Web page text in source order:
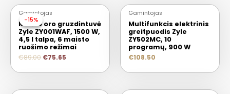
-15%
-15%
Gamintojas
Karšto oro gruzdintuvė
Zyle ZY001WAF, 1500 W,
4,5 l talpa, 6 maisto
ruošimo režimai
€89.00 €75.65
Gamintojas
Multifunkcis elektrinis
greitpuodis Zyle
ZY502MC, 10
programų, 900 W
€108.50